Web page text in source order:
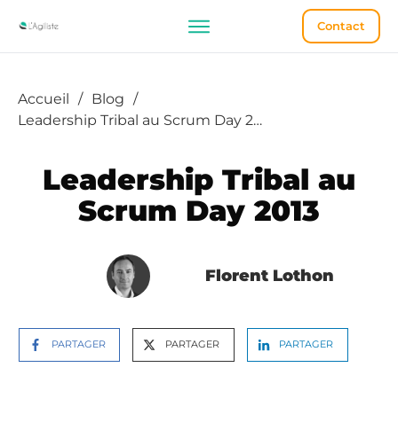
Contact
Accueil / Blog /
Leadership Tribal au Scrum Day 2013
Leadership Tribal au
Scrum Day 2013
Florent Lothon
PARTAGER PARTAGER PARTAGER